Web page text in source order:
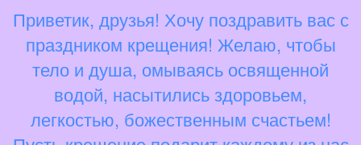
Приветик, друзья! Хочу поздравить вас с
праздником крещения! Желаю, чтобы
тело и душа, омываясь освященной
водой, насытились здоровьем,
легкостью, божественным счастьем!